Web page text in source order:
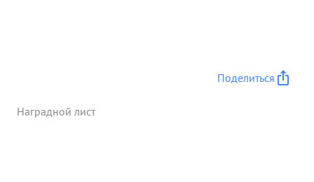
Поделиться
Наградной лист